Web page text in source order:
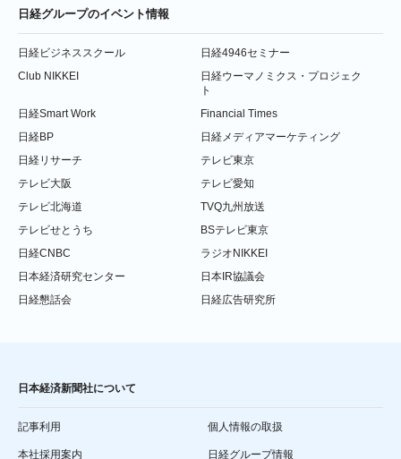
日経グループのイベント情報
日経ビジネススクール
日経4946セミナー
Club NIKKEI
日経ウーマノミクス・プロジェク
ト
日経Smart Work
Financial Times
日経BP
日経メディアマーケティング
日経リサーチ
テレビ東京
テレビ大阪
テレビ愛知
テレビ北海道
TVQ九州放送
テレビせとうち
BSテレビ東京
日経CNBC
ラジオNIKKEI
日本経済研究センター
日本IR協議会
日経懇話会
日経広告研究所
日本経済新聞社について
記事利用 個人情報の取扱
本社採用案内 日経グループ情報